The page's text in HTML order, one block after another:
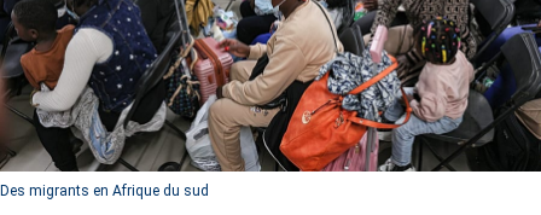
Des migrants en Afrique du sud